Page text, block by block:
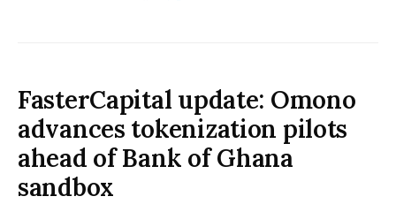
FasterCapital update: Omono
advances tokenization pilots
ahead of Bank of Ghana
sandbox